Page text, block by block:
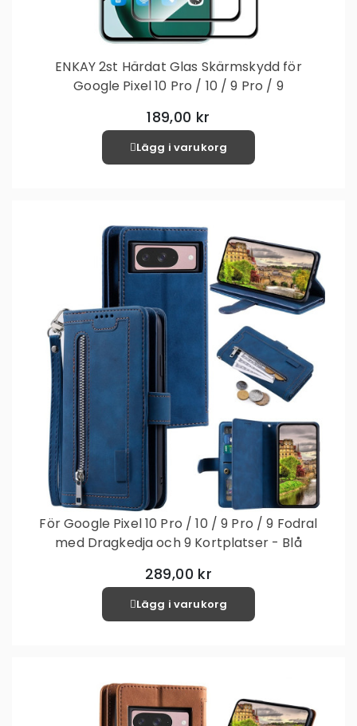
ENKAY 2st Härdat Glas Skärmskydd för
Google Pixel 10 Pro / 10 / 9 Pro / 9
189,00 kr
Lägg i varukorg
För Google Pixel 10 Pro / 10 / 9 Pro / 9 Fodral
med Dragkedja och 9 Kortplatser - Blå
289,00 kr
Lägg i varukorg